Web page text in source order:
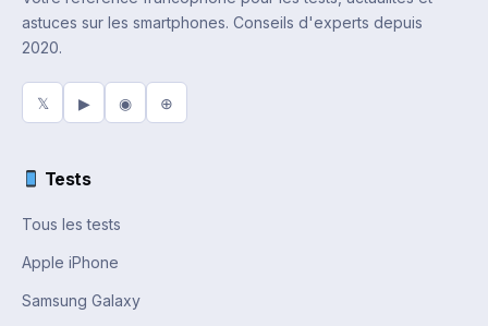
astuces sur les smartphones. Conseils d'experts depuis
2020.
𝕏 ▶ ◉ ⊕
Tests
Tous les tests
Apple iPhone
Samsung Galaxy